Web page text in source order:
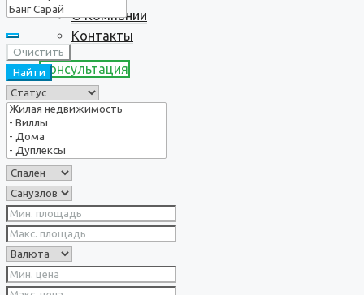
О Компании
Контакты
Консультация
Очистить
Найти